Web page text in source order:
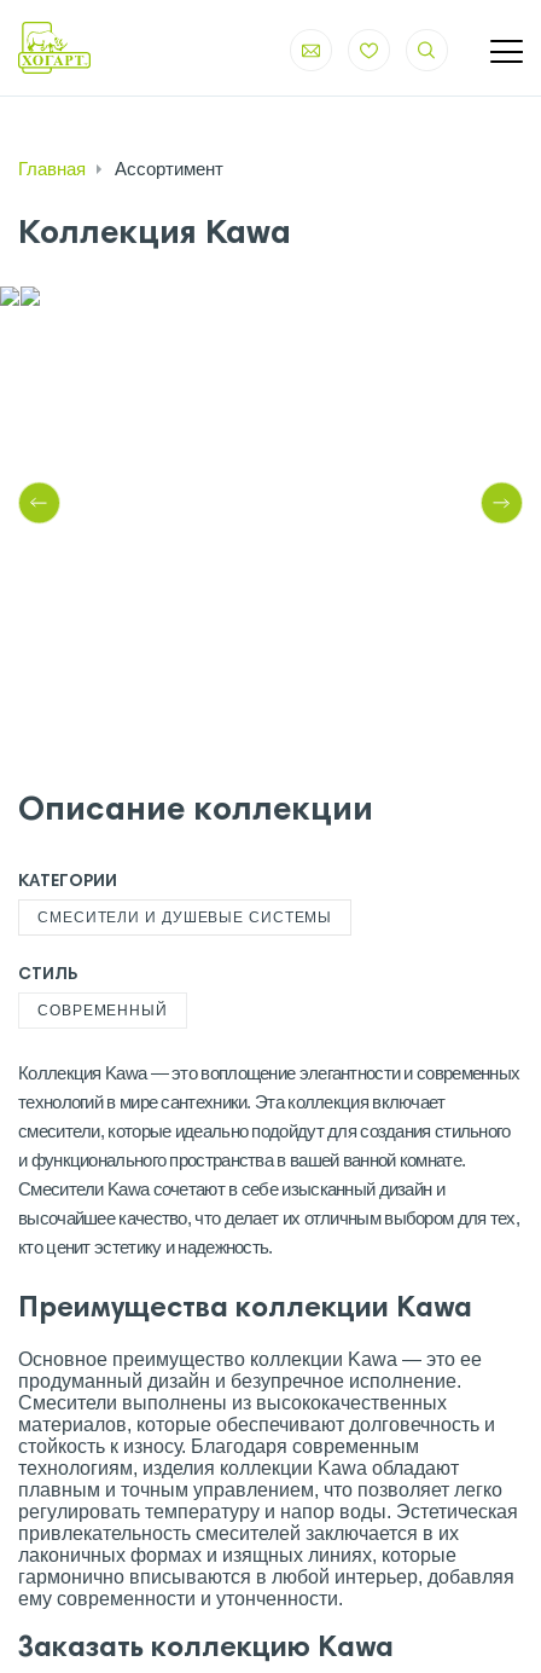
Главная Ассортимент
Коллекция Kawa
Описание коллекции
КАТЕГОРИИ
СМЕСИТЕЛИ И ДУШЕВЫЕ СИСТЕМЫ
СТИЛЬ
СОВРЕМЕННЫЙ
Коллекция Kawa — это воплощение элегантности и современных
технологий в мире сантехники. Эта коллекция включает
смесители, которые идеально подойдут для создания стильного
и функционального пространства в вашей ванной комнате.
Смесители Kawa сочетают в себе изысканный дизайн и
высочайшее качество, что делает их отличным выбором для тех,
кто ценит эстетику и надежность.
Преимущества коллекции Kawa
Основное преимущество коллекции Kawa — это ее
продуманный дизайн и безупречное исполнение.
Смесители выполнены из высококачественных
материалов, которые обеспечивают долговечность и
стойкость к износу. Благодаря современным
технологиям, изделия коллекции Kawa обладают
плавным и точным управлением, что позволяет легко
регулировать температуру и напор воды. Эстетическая
привлекательность смесителей заключается в их
лаконичных формах и изящных линиях, которые
гармонично вписываются в любой интерьер, добавляя
ему современности и утонченности.
Заказать коллекцию Kawa